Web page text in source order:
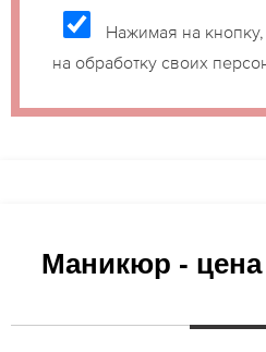
Нажимая на
на обработку своих
Маникюр -